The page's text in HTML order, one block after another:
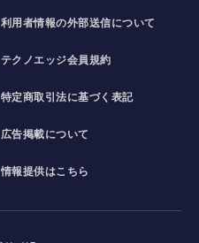
利用者情報の外部送信について
テクノエッジ会員規約
特定商取引法に基づく表記
広告掲載について
情報提供はこちら